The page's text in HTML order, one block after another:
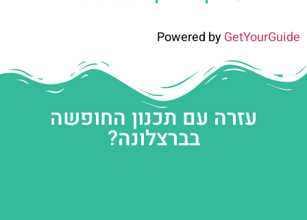
Powered byGetYourGuide
עזרה עם תכנון החופשה
בברצלונה?